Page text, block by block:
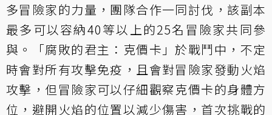
多冒險家的力量，團隊合作一同討伐，該副本
最多可以容納40等以上的25名冒險家共同參
與。「腐敗的君主：克價卡」於戰鬥中，不定
時會對所有攻擊免疫，且會對冒險家發動火焰
攻擊，但冒險家可以仔細觀察克價卡的身體方
位，避開火焰的位置以減少傷害，首次挑戰的